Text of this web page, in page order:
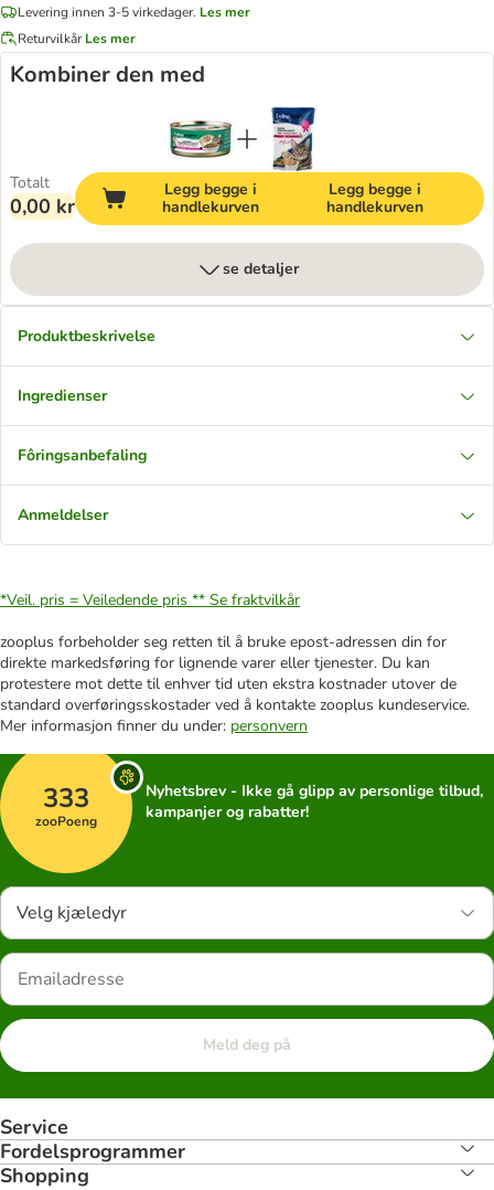
Levering innen 3-5 virkedager. Les mer
Returvilkår Les mer
Kombiner den med
Totalt
0,00 kr
Legg begge i
handlekurven
Legg begge i
handlekurven
se detaljer
Produktbeskrivelse
Ingredienser
Fôringsanbefaling
Anmeldelser
*Veil. pris = Veiledende pris ** Se fraktvilkår
zooplus forbeholder seg retten til å bruke epost-adressen din for
direkte markedsføring for lignende varer eller tjenester. Du kan
protestere mot dette til enhver tid uten ekstra kostnader utover de
standard overføringsskostader ved å kontakte zooplus kundeservice.
Mer informasjon finner du under: personvern
333
zooPoeng
Nyhetsbrev - Ikke gå glipp av personlige tilbud,
kampanjer og rabatter!
Velg kjæledyr
Meld deg på
Service
Fordelsprogrammer
Shopping